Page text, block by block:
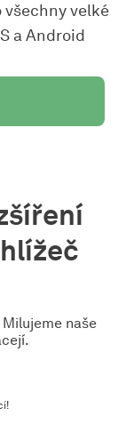
velké
a Android
naše